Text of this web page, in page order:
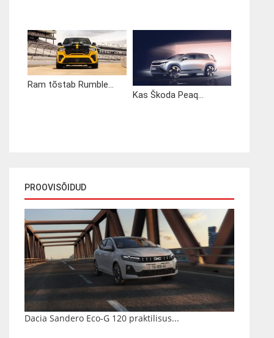
Ram tõstab Rumble...
Kas Škoda Peaq...
PROOVISÕIDUD
Dacia Sandero Eco-G 120 praktilisus...